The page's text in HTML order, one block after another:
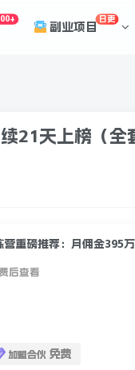
副业项目
日更
21天上榜（全
后查看
加盟合伙 免费